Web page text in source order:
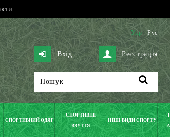
Укр Рус
Вхід Реєстрація
СПОРТИВНИЙ ОДЯГ
СПОРТИВНЕ
ВЗУТТЯ
ІНШІ ВИДИ СПОРТУ